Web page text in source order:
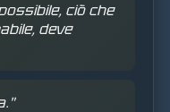
ciò che
deve